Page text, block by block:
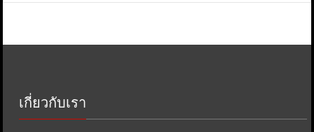
เกี่ยวกับเรา